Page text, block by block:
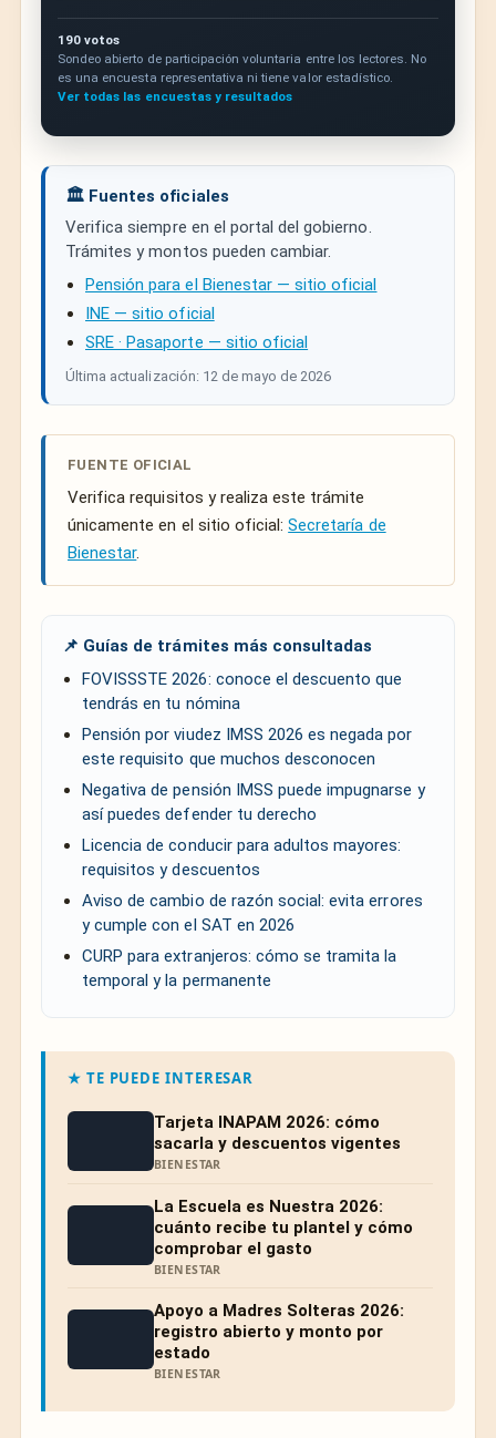
190 votos
Sondeo abierto de participación voluntaria entre los lectores. No
es una encuesta representativa ni tiene valor estadístico.
Ver todas las encuestas y resultados
🏛️ Fuentes oficiales
Verifica siempre en el portal del gobierno.
Trámites y montos pueden cambiar.
Pensión para el Bienestar — sitio oficial
INE — sitio oficial
SRE · Pasaporte — sitio oficial
Última actualización: 12 de mayo de 2026
FUENTE OFICIAL
Verifica requisitos y realiza este trámite
únicamente en el sitio oficial:Secretaría de
Bienestar.
📌 Guías de trámites más consultadas
FOVISSSTE 2026: conoce el descuento que
tendrás en tu nómina
Pensión por viudez IMSS 2026 es negada por
este requisito que muchos desconocen
Negativa de pensión IMSS puede impugnarse y
así puedes defender tu derecho
Licencia de conducir para adultos mayores:
requisitos y descuentos
Aviso de cambio de razón social: evita errores
y cumple con el SAT en 2026
CURP para extranjeros: cómo se tramita la
temporal y la permanente
★ TE PUEDE INTERESAR
Tarjeta INAPAM 2026: cómo
sacarla y descuentos vigentes
BIENESTAR
La Escuela es Nuestra 2026:
cuánto recibe tu plantel y cómo
comprobar el gasto
BIENESTAR
Apoyo a Madres Solteras 2026:
registro abierto y monto por
estado
BIENESTAR